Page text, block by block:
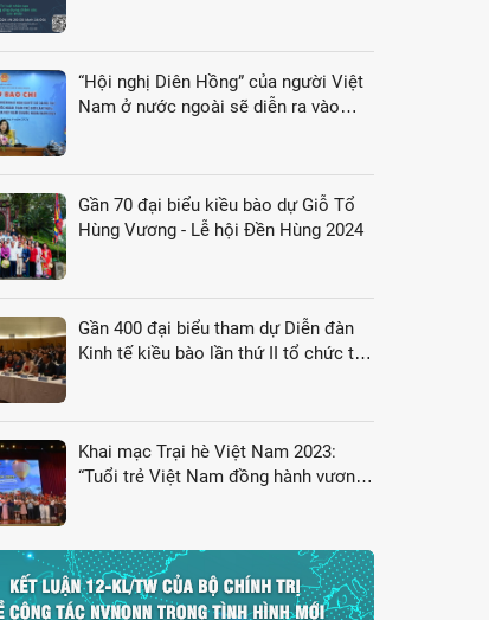
“Hội nghị Diên Hồng” của người Việt
Nam ở nước ngoài sẽ diễn ra vào
Gần 70 đại biểu kiều bào dự Giỗ Tổ
Hùng Vương - Lễ hội Đền Hùng 2024
Gần 400 đại biểu tham dự Diễn đàn
Kinh tế kiều bào lần thứ II tổ chức tại
Khai mạc Trại hè Việt Nam 2023:
“Tuổi trẻ Việt Nam đồng hành vươn